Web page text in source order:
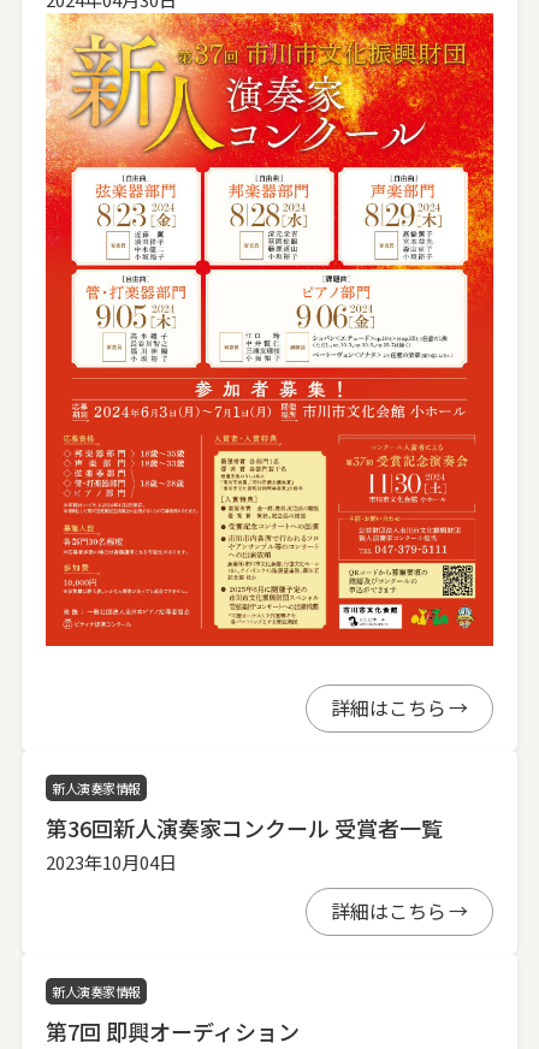
詳細はこちら
新人演奏家情報
第36回新人演奏家コンクール 受賞者一覧
2023年10月04日
詳細はこちら
新人演奏家情報
第7回 即興オーディション